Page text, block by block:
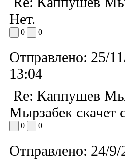
Нет.
0 0
Отправлено: 25/
13:04
Re: Каппушев
Мырзабек скачет
0 0
Отправлено: 24/